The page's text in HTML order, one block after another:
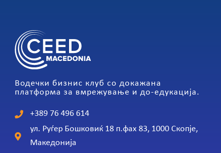
Водечки бизнис клуб со докажана
платформа за вмрежување и до-едукација.
+389 76 496 614
ул. Руѓер Бошковиќ 18 п.фах 83, 1000 Скопје,
Македонија